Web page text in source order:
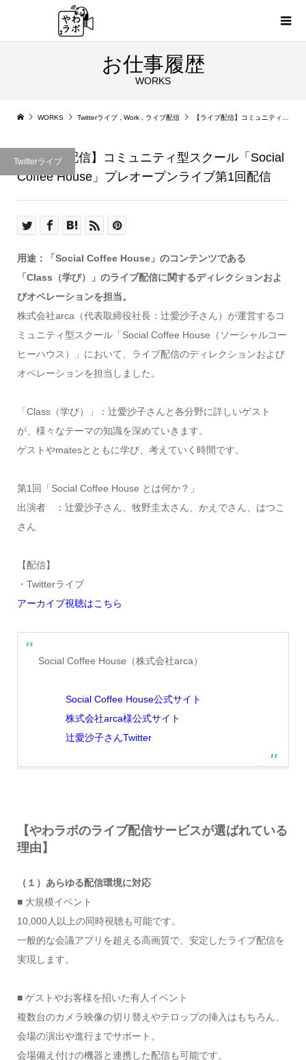
お仕事履歴
WORKS
WORKS Twitterライブ Work ライブ配信 【ライブ配信】コミュニティ型スクール「Social Coffee House」プレオープンライブ第1回配信
Twitterライブ
【ライブ配信】コミュニティ型スクール「Social
Coffee House」プレオープンライブ第1回配信
用途：「Social Coffee House」のコンテンツである
「Class（学び）」のライブ配信に関するディレクションおよ
びオペレーションを担当。
株式会社arca（代表取締役社長：辻愛沙子さん）が運営するコ
ミュニティ型スクール「Social Coffee House（ソーシャルコー
ヒーハウス）」において、ライブ配信のディレクションおよび
オペレーションを担当しました。
「Class（学び）」：辻愛沙子さんと各分野に詳しいゲスト
が、様々なテーマの知識を深めていきます。
ゲストやmatesとともに学び、考えていく時間です。
第1回「Social Coffee House とは何か？」
出演者 ：辻愛沙子さん、牧野圭太さん、かえでさん、はつこ
さん
【配信】
・Twitterライブ
アーカイブ視聴はこちら
Social Coffee House（株式会社arca）
Social Coffee House公式サイト
株式会社arca様公式サイト
辻愛沙子さんTwitter
【やわラボのライブ配信サービスが選ばれている
理由】
（１）あらゆる配信環境に対応
■ 大規模イベント
10,000人以上の同時視聴も可能です。
一般的な会議アプリを超える高画質で、安定したライブ配信を
実現します。
■ ゲストやお客様を招いた有人イベント
複数台のカメラ映像の切り替えやテロップの挿入はもちろん、
会場の演出や進行までサポート。
会場備え付けの機器と連携した配信も可能です。